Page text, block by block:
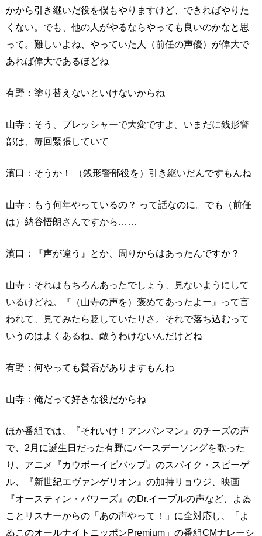
かから引き継いだ役を僕もやりますけど、できればやりた
くない。でも、他の人がやるならやっても良いのかなと思
って。難しいよね、やっていた人（前任の声優）が偉大で
あれば偉大であるほどね
有野：塗り替えないといけないからね
山寺：そう、プレッシャーで大変ですよ。いまだに銭形警
部は、毎回緊張していて
濱口：そうか！ （銭形警部役を）引き継いだんですもんね
山寺：もう何年やっているの？ って話なのに。でも（前任
は）納谷悟朗さんですから……
濱口：『声が違う』とか、周りからはあったんですか？
山寺：それはもちろんあったでしょう、見ないようにして
いるけどね。『（山寺の声を）褒めてあったよー』って言
われて、見てみたら貶していたりさ。それで落ち込むって
いうのはよくあるね。敵うわけないんだけどね
有野：何やっても賛否がありますもんね
山寺：俺だって好きな役だからね
ほか番組では、『それいけ！アンパンマン』のチーズの声
で、2月に誕生日だった有野にバースデーソングを歌った
り、アニメ『カウボーイビバップ』のスパイク・スピーゲ
ル、『新世紀エヴァンゲリオン』の加持リョウジ、映画
『オースティン・パワーズ』のDr.イーブルの声など、よゐ
ことリスナーからの「あの声やって！」に全対応し、「よ
ゐこのオールナイトニッポンPremium」の番組CMナレーシ